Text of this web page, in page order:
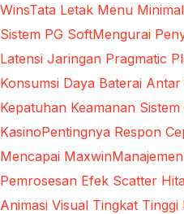
WinsTata Letak Menu
Sistem PG SoftMengurai
Latensi Jaringan Pragmatic
Konsumsi Daya Baterai
Kepatuhan Keamanan
KasinoPentingnya Respon
Mencapai Maxwin
Pemrosesan Efek Scatter
Animasi Visual Tingkat Tinggi